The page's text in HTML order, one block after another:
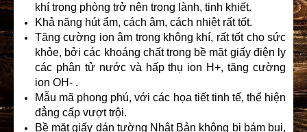
khí trong phòng trở nên trong lành, tinh khiết.
Khả năng hút ẩm, cách âm, cách nhiệt rất tốt.
Tăng cường ion âm trong không khí, rất tốt cho sức
khỏe, bởi các khoáng chất trong bề mặt giấy điện ly
các phân tử nước và hấp thụ ion H+, tăng cường
ion OH- .
Mẫu mã phong phú, với các họa tiết tinh tế, thể hiện
đẳng cấp vượt trội.
Bề mặt giấy dán tường Nhật Bản không bị bám bụi,